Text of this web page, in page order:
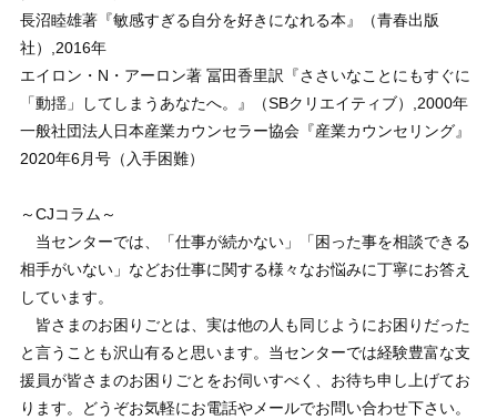
長沼睦雄著『敏感すぎる自分を好きになれる本』（青春出版
社）,2016年
エイロン・N・アーロン著 冨田香里訳『ささいなことにもすぐに
「動揺」してしまうあなたへ。』（SBクリエイティブ）,2000年
一般社団法人日本産業カウンセラー協会『産業カウンセリング』
2020年6月号（入手困難）
～CJコラム～
当センターでは、「仕事が続かない」「困った事を相談できる
相手がいない」などお仕事に関する様々なお悩みに丁寧にお答え
しています。
皆さまのお困りごとは、実は他の人も同じようにお困りだった
と言うことも沢山有ると思います。当センターでは経験豊富な支
援員が皆さまのお困りごとをお伺いすべく、お待ち申し上げてお
ります。どうぞお気軽にお電話やメールでお問い合わせ下さい。